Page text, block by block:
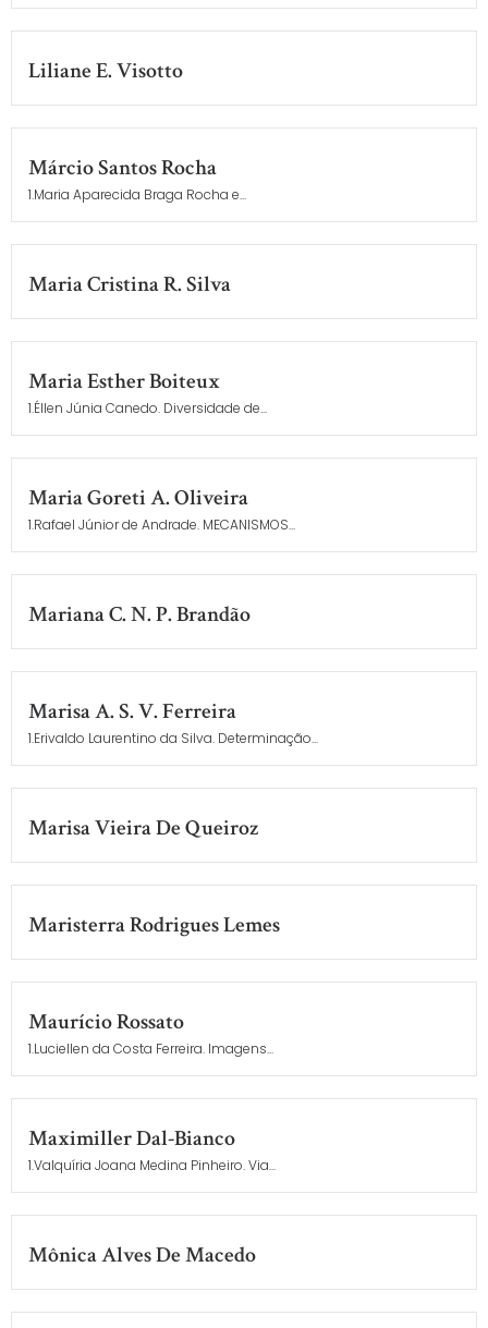
Liliane E. Visotto
Márcio Santos Rocha
1.Maria Aparecida Braga Rocha e...
Maria Cristina R. Silva
Maria Esther Boiteux
1.Éllen Júnia Canedo. Diversidade de...
Maria Goreti A. Oliveira
1.Rafael Júnior de Andrade. MECANISMOS...
Mariana C. N. P. Brandão
Marisa A. S. V. Ferreira
1.Erivaldo Laurentino da Silva. Determinação...
Marisa Vieira De Queiroz
Maristerra Rodrigues Lemes
Maurício Rossato
1.Luciellen da Costa Ferreira. Imagens...
Maximiller Dal-Bianco
1.Valquíria Joana Medina Pinheiro. Via...
Mônica Alves De Macedo